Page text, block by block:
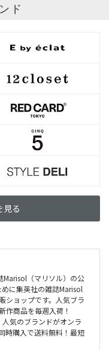
ド
見る
Marisol（マリソル）の公
に集英社の雑誌Marisol
ショップです。人気ブラ
作商品を毎週入荷！
気のブランドがオンラ
時購入で送料無料！最短